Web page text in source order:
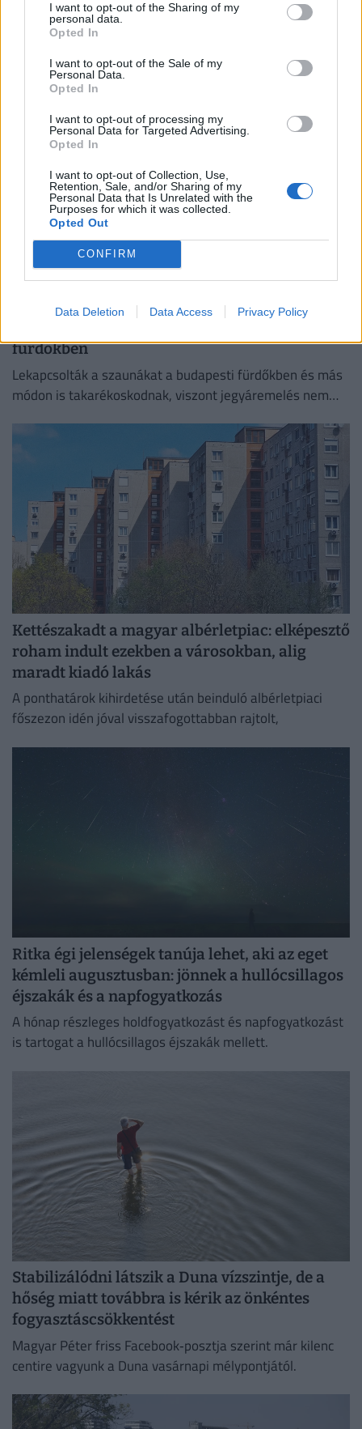
I want to opt-out of the Sharing of my
personal data.
Opted In
I want to opt-out of the Sale of my
Personal Data.
Opted In
I want to opt-out of processing my
Personal Data for Targeted Advertising.
Opted In
I want to opt-out of Collection, Use,
Retention, Sale, and/or Sharing of my
Personal Data that Is Unrelated with the
Purposes for which it was collected.
Opted Out
CONFIRM
Data Deletion Data Access Privacy Policy
kihirdetése: kitűzték a dátumot, pár nap
múlva új köztársasági elnöke lehet
A Tisza-frakció már a jövő héten, augusztus 11-én
megválasztaná Magyarország új köztársasági elnökét, az
erről szóló indítványt szerdán be is nyújtották az
Országgyűlésnek.
Pusztító hőség, lekapcsolt szaunák: most
fürdőkben
Lekapcsolták a szaunákat a budapesti fürdőkben és más
módon is takarékoskodnak, viszont jegyáremelés nem
Kettészakadt a magyar albérletpiac: elképesztő
roham indult ezekben a városokban, alig
maradt kiadó lakás
A ponthatárok kihirdetése után beinduló albérletpiaci
főszezon idén jóval visszafogottabban rajtolt,
Ritka égi jelenségek tanúja lehet, aki az eget
kémleli augusztusban: jönnek a hullócsillagos
éjszakák és a napfogyatkozás
A hónap részleges holdfogyatkozást és napfogyatkozást
is tartogat a hullócsillagos éjszakák mellett.
Stabilizálódni látszik a Duna vízszintje, de a
hőség miatt továbbra is kérik az önkéntes
fogyasztáscsökkentést
Magyar Péter friss Facebook‑posztja szerint már kilenc
centire vagyunk a Duna vasárnapi mélypontjától.